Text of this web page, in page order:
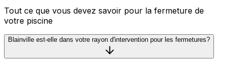
Tout ce que vous devez savoir pour la fermeture de
votre piscine
Blainville est-elle dans votre rayon d'intervention pour les fermetures?